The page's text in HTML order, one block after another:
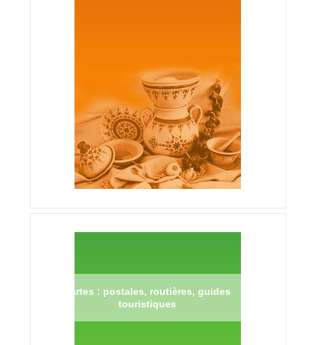
Cartes : postales, routières, guides
touristiques